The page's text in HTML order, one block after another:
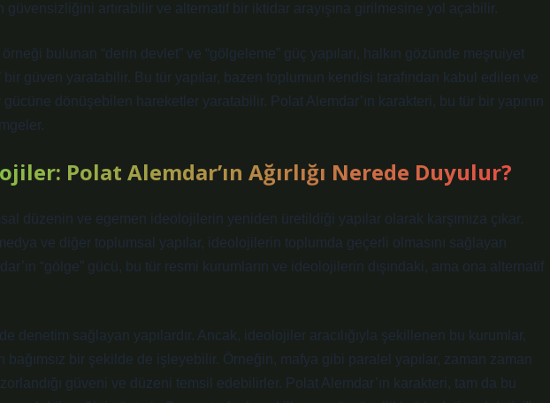
artırabilir ve alternatif bir iktidar arayışına girilmesine yol açabilir.
bulunan “derin devlet” ve “gölgeleme” güç yapıları, halkın gözünde meşruiyet
bir güven yaratabilir. Bu tür yapılar, bazen toplumun kendisi tarafından kabul edilen ve
dönüşebilen hareketler yaratabilir. Polat Alemdar’ın karakteri, bu tür bir yapının
Polat Alemdar’ın Ağırlığı Nerede Duyulur?
düzenin ve egemen ideolojilerin yeniden üretildiği yapılar olarak karşımıza çıkar.
ve diğer toplumsal yapılar, ideolojilerin toplumda geçerli olmasını sağlayan
“gölge” gücü, bu tür resmi kurumların ve ideolojilerin dışındaki, ama ona alternatif
denetim sağlayan yapılardır. Ancak, ideolojiler aracılığıyla şekillenen bu kurumlar,
bağımsız bir şekilde de işleyebilir. Örneğin, mafya gibi paralel yapılar, zaman zaman
güveni ve düzeni temsil edebilirler. Polat Alemdar’ın karakteri, tam da bu